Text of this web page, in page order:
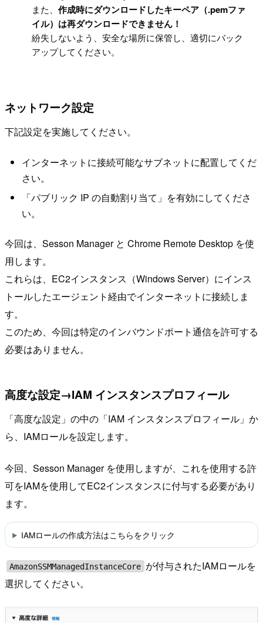
また、作成時にダウンロードしたキーペア（.pemファ
イル）は再ダウンロードできません！
紛失しないよう、安全な場所に保管し、適切にバック
アップしてください。
ネットワーク設定
下記設定を実施してください。
インターネットに接続可能なサブネットに配置してくだ
さい。
「パブリック IP の自動割り当て」を有効にしてくださ
い。
今回は、Sesson Manager と Chrome Remote Desktop を使
用します。
これらは、EC2インスタンス（Windows Server）にインス
トールしたエージェント経由でインターネットに接続しま
す。
このため、今回は特定のインバウンドポート通信を許可する
必要はありません。
高度な設定→IAM インスタンスプロフィール
「高度な設定」の中の「IAM インスタンスプロフィール」か
ら、IAMロールを設定します。
今回、Sesson Manager を使用しますが、これを使用する許
可をIAMを使用してEC2インスタンスに付与する必要があり
ます。
IAMロールの作成方法はこちらをクリック
AmazonSSMManagedInstanceCore が付与されたIAMロールを
選択してください。